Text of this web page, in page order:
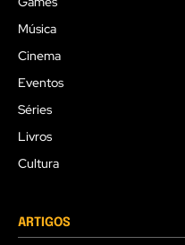
Música
Cinema
Eventos
Séries
Livros
Cultura
ARTIGOS